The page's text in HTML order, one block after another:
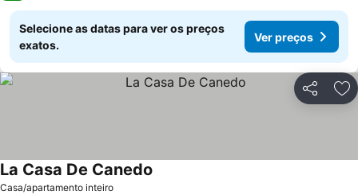
Selecione as datas para ver os preços
exatos.
Ver preços
Partilhar
Casa/apartamento inteiro
La Casa De Canedo